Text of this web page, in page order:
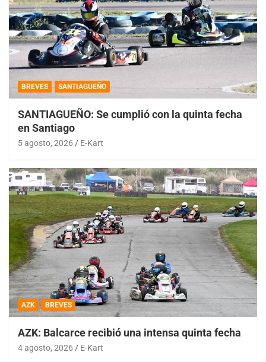
BREVES SANTIAGUEÑO
SANTIAGUEÑO: Se cumplió con la quinta fecha
en Santiago
5 agosto, 2026 E-Kart
AZK BREVES
AZK: Balcarce recibió una intensa quinta fecha
4 agosto, 2026 E-Kart